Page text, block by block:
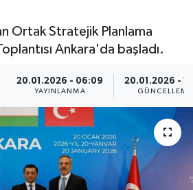
Ortak Stratejik Planlama
Ankara'da başladı.
20.01.2026 - 06:09
YAYINLANMA
20.01.2026 -
GÜNCELLEME